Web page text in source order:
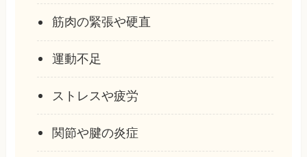
筋肉の緊張や硬直
運動不足
ストレスや疲労
関節や腱の炎症